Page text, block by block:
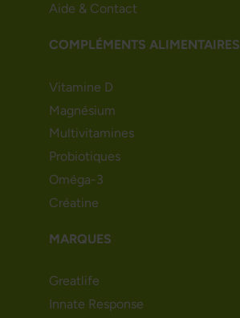
Aide & Contact
COMPLÉMENTS ALIMENTAIRES
Vitamine D
Magnésium
Multivitamines
Probiotiques
Oméga-3
Créatine
MARQUES
Greatlife
Innate Response